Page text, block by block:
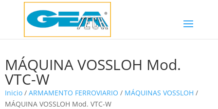
MÁQUINA VOSSLOH Mod.
VTC-W
Inicio / ARMAMENTO FERROVIARIO / MÁQUINAS VOSSLOH /
MÁQUINA VOSSLOH Mod. VTC-W